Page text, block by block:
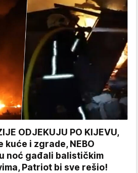
ODJEKUJU PO KIJEVU,
kuće i zgrade, NEBO
noć gađali balističkim
Patriot bi sve rešio!